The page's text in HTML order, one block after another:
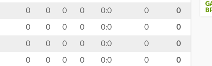
0 0 0 0 0:0 0 0
0 0 0 0 0:0 0 0
0 0 0 0 0:0 0 0
0 0 0 0 0:0 0 0